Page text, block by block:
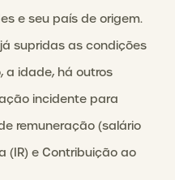
e seu país de origem.
supridas as condições
a idade, há outros
incidente para
remuneração (salário
(IR) e Contribuição ao